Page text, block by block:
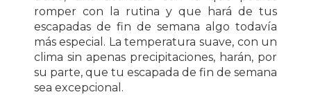
romper con la rutina y que hará de tus
escapadas de fin de semana algo todavía
más especial. La temperatura suave, con un
clima sin apenas precipitaciones, harán, por
su parte, que tu escapada de fin de semana
sea excepcional.